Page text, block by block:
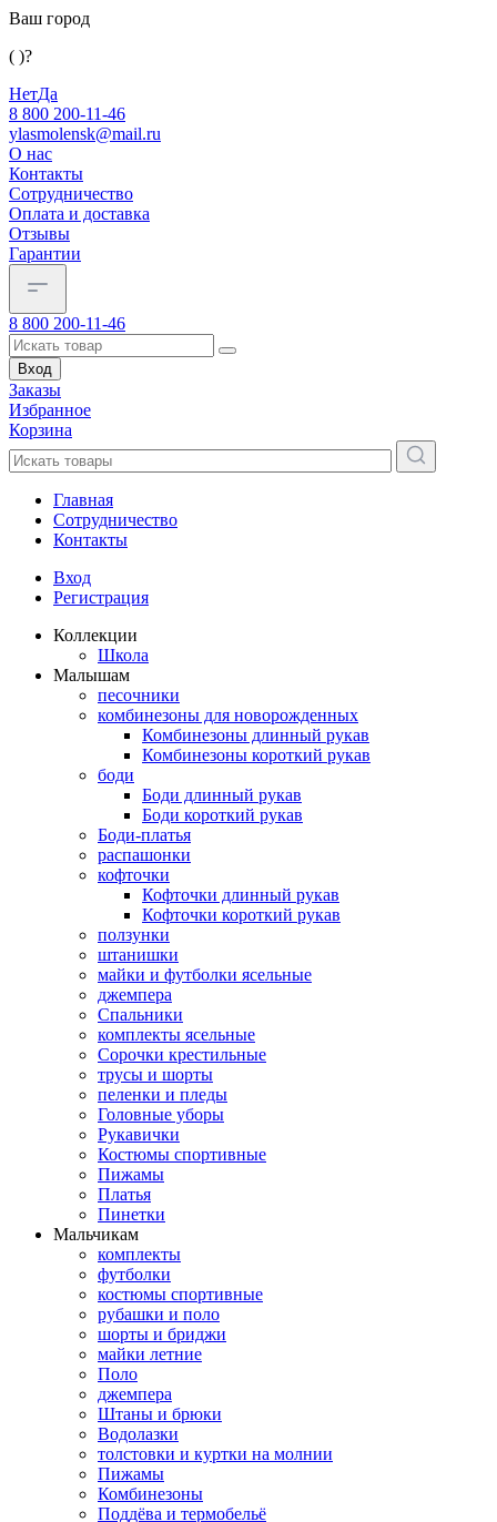
Ваш город
( )?
НетДа
8 800 200-11-46
ylasmolensk@mail.ru
О нас
Контакты
Сотрудничество
Оплата и доставка
Отзывы
Гарантии
8 800 200-11-46
Вход
Заказы
Избранное
Корзина
Главная
Сотрудничество
Контакты
Вход
Регистрация
Коллекции
Школа
Малышам
песочники
комбинезоны для новорожденных
Комбинезоны длинный рукав
Комбинезоны короткий рукав
боди
Боди длинный рукав
Боди короткий рукав
Боди-платья
распашонки
кофточки
Кофточки длинный рукав
Кофточки короткий рукав
ползунки
штанишки
майки и футболки ясельные
джемпера
Спальники
комплекты ясельные
Сорочки крестильные
трусы и шорты
пеленки и пледы
Головные уборы
Рукавички
Костюмы спортивные
Пижамы
Платья
Пинетки
Мальчикам
комплекты
футболки
костюмы спортивные
рубашки и поло
шорты и бриджи
майки летние
Поло
джемпера
Штаны и брюки
Водолазки
толстовки и куртки на молнии
Пижамы
Комбинезоны
Поддёва и термобельё